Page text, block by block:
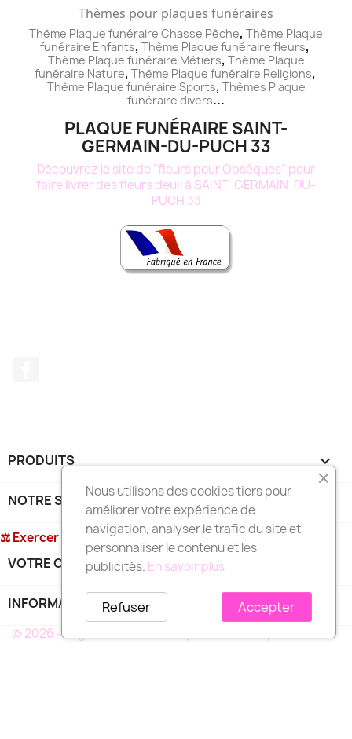
Thèmes pour plaques funéraires
Thème Plaque funéraire Chasse Pêche, Thème Plaque
funéraire Enfants, Thème Plaque funéraire fleurs,
Thème Plaque funéraire Métiers, Thème Plaque
funéraire Nature, Thème Plaque funéraire Religions,
Thème Plaque funéraire Sports, Thèmes Plaque
funéraire divers...
PLAQUE FUNÉRAIRE SAINT-
GERMAIN-DU-PUCH 33
Découvrez le site de "fleurs pour Obsèques" pour
faire livrer des fleurs deuil à SAINT-GERMAIN-DU-
PUCH 33
PRODUITS 
NOTRE SOCIÉTÉ
⚖ Exercer mon droit de rétractation
VOTRE COMPTE
INFORMATIONS
© 2026 - Logiciel e-commerce par PrestaShop™
Nous utilisons des cookies tiers pour
améliorer votre expérience de
navigation, analyser le trafic du site et
personnaliser le contenu et les
publicités. En savoir plus
Accepter
Refuser